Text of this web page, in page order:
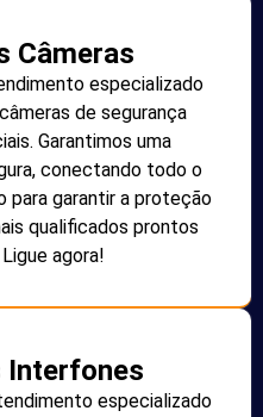
Câmeras
especializado
de segurança
Garantimos uma
conectando todo o
para garantir a proteção
qualificados prontos
agora!
Interfones
especializado